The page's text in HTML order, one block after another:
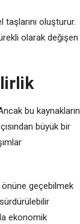
oluşturur.
olarak değişen
bu kaynakların
büyük bir
önüne geçebilmek
ekonomik